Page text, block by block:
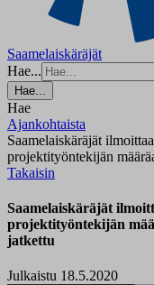
Saamelaiskäräjät
Hae...
Hae...
Hae
Ajankohtaista
Saamelaiskäräjät
projektityöntekijän
Takaisin
Saamelaiskäräjät
projektityöntekijän
jatkettu
Julkaistu 18.5.2020